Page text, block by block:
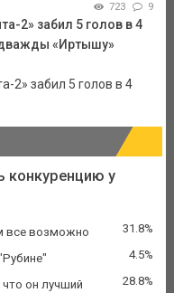
723 9
2» забил 5 голов в 4
дважды «Иртышу»
2» забил 5 голов в 4
конкуренцию у
все возможно 31.8%
4.5%
он лучший 28.8%